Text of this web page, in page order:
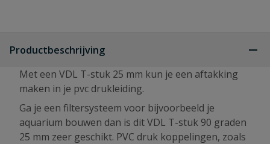
Productbeschrijving
Met een VDL T-stuk 25 mm kun je een aftakking
maken in je pvc drukleiding.
Ga je een filtersysteem voor bijvoorbeeld je
aquarium bouwen dan is dit VDL T-stuk 90 graden
25 mm zeer geschikt. PVC druk koppelingen, zoals